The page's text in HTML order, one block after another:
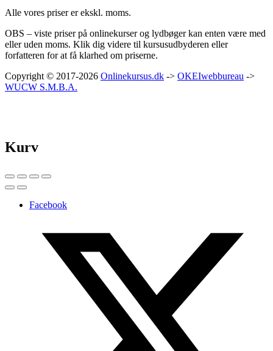
Alle vores priser er ekskl. moms.
OBS – viste priser på onlinekurser og lydbøger kan enten være med
eller uden moms. Klik dig videre til kursusudbyderen eller
forfatteren for at få klarhed om priserne.
Copyright © 2017-2026 Onlinekursus.dk -> OKEIwebbureau ->
WUCW S.M.B.A.
Kurv
Facebook